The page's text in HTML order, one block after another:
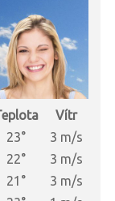
Vítr
23°
3 m/s
22°
3 m/s
21°
3 m/s